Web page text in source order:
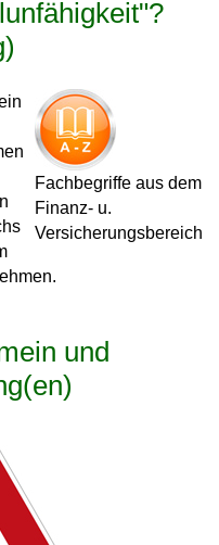
Fachbegriffe aus dem
Finanz- u.
Versicherungsbereich
und